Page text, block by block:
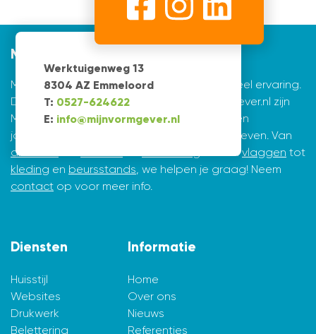
Werktuigenweg 13
8304 AZ Emmeloord
T: 0527-624622
E: info@mijnvormgever.nl
Mijnvormgever
Mijnvormgever.nl: een grafisch bedrijf met veel ervaring.
De creatieve ontwerpers achter Mijnvormgever.nl zijn
Marius de Vries en Erik Tijsma. Beiden hebben
jarenlange ervaring in ontwerpen en vormgeven. Van
drukwerk
en vanvlaggen tot
kleding en beursstands , we helpen je graag! Neem
contact op voor meer info.
Diensten
Huisstijl
Websites
Drukwerk
Belettering
Informatie
Home
Over ons
Nieuws
Referenties